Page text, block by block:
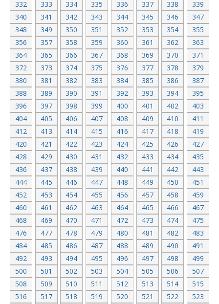
332 333 334 335 336 337 338
339
340
341 342 343 344 345 346
347
348
349 350 351 352 353 354
355
356
357 358 359 360 361 362
363
364
365 366 367 368 369 370
371
372
373 374 375 376 377 378
379
380
381 382 383 384 385 386
387
388
389 390 391 392 393 394
395
396
397 398 399 400 401 402
403
404
405 406 407 408 409 410
411
412
413 414 415 416 417 418
419
420
421 422 423 424 425 426
427
428
429 430 431 432 433 434
435
436
437 438 439 440 441 442
443
444
445 446 447 448 449 450
451
452
453 454 455 456 457 458
459
460
461 462 463 464 465 466
467
468
469 470 471 472 473 474
475
476
477 478 479 480 481 482
483
484
485 486 487 488 489 490
491
492
493 494 495 496 497 498
499
500
501 502 503 504 505 506
507
508
509 510 511 512 513 514
515
516
517 518 519 520 521 522
523